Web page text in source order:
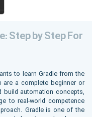
Step by Step For
to learn Gradle from the
a complete beginner or
build automation concepts,
to real-world competence
Gradle is one of the